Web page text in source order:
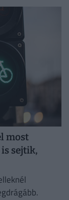
most
sejtik,